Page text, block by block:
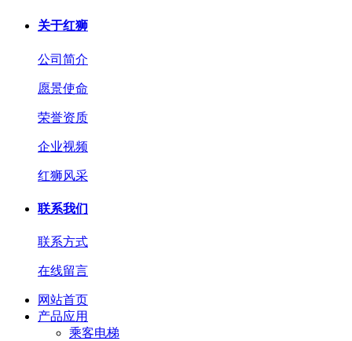
关于红狮
公司简介
愿景使命
荣誉资质
企业视频
红狮风采
联系我们
联系方式
在线留言
网站首页
产品应用
乘客电梯